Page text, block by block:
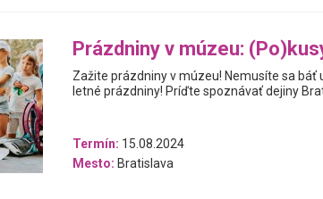
Prázdniny v múzeu:
Zažite prázdniny v múzeu! Nemusíte sa báť
letné prázdniny! Príďte spoznávať dejiny
Termín: 15.08.2024
Mesto: Bratislava